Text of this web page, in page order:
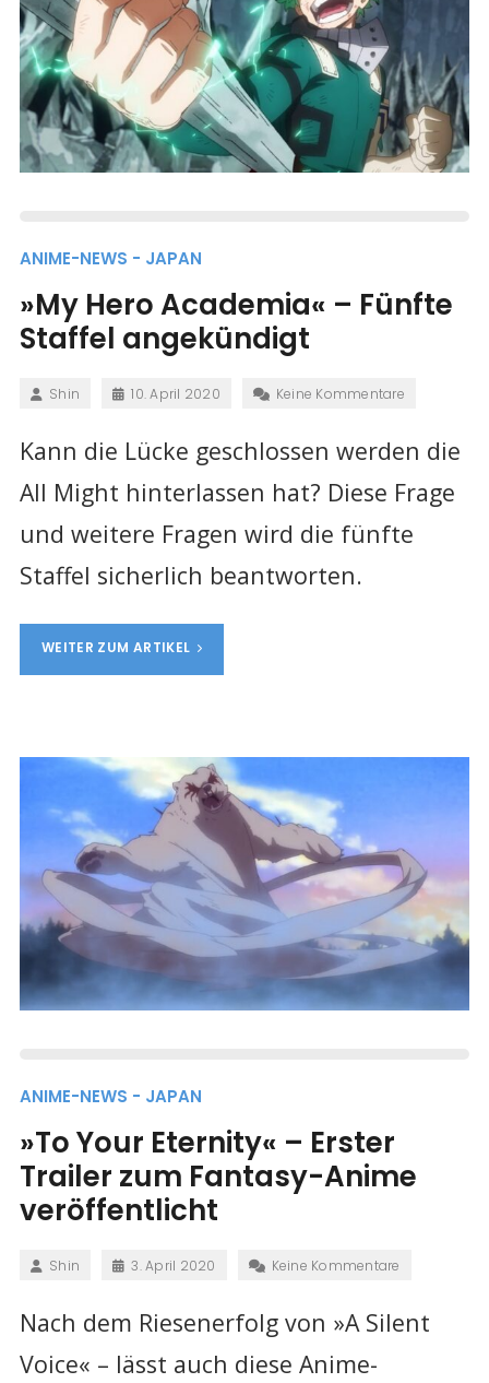
ANIME-NEWS - JAPAN
»My Hero Academia« – Fünfte
Staffel angekündigt
Shin 10. April 2020 Keine Kommentare
Kann die Lücke geschlossen werden die
All Might hinterlassen hat? Diese Frage
und weitere Fragen wird die fünfte
Staffel sicherlich beantworten.
WEITER ZUM ARTIKEL
ANIME-NEWS - JAPAN
»To Your Eternity« – Erster
Trailer zum Fantasy-Anime
veröffentlicht
Shin 3. April 2020 Keine Kommentare
Nach dem Riesenerfolg von »A Silent
Voice« – lässt auch diese Anime-